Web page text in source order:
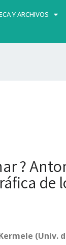
Y ARCHIVOS
?
de
(Univ.